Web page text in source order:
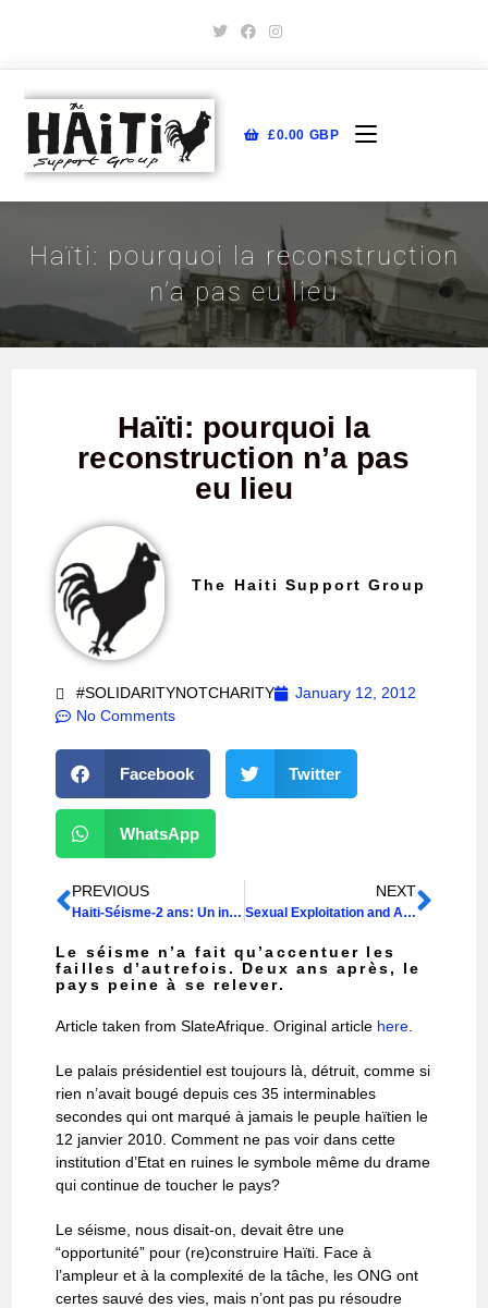
£0.00 GBP
Haïti: pourquoi la reconstruction
n’a pas eu lieu
Haïti: pourquoi la
reconstruction n’a pas
eu lieu
The Haiti Support Group
#SOLIDARITYNOTCHARITY
January 12, 2012
No Comments
Facebook Twitter
WhatsApp
PREVIOUS
Haiti-Séisme-2 ans: Un incroyable fiasco
NEXT
Sexual Exploitation and Abuse at the Hands of the UN
Le séisme n’a fait qu’accentuer les
failles d’autrefois. Deux ans après, le
pays peine à se relever.
Article taken from SlateAfrique. Original article here.
Le palais présidentiel est toujours là, détruit, comme si
rien n’avait bougé depuis ces 35 interminables
secondes qui ont marqué à jamais le peuple haïtien le
12 janvier 2010. Comment ne pas voir dans cette
institution d’Etat en ruines le symbole même du drame
qui continue de toucher le pays?
Le séisme, nous disait-on, devait être une
“opportunité” pour (re)construire Haïti. Face à
l’ampleur et à la complexité de la tâche, les ONG ont
certes sauvé des vies, mais n’ont pas pu résoudre